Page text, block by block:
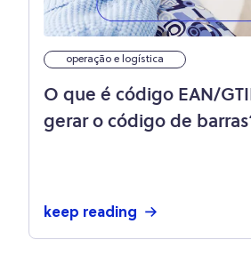
operação e logística
O que é código EAN/
gerar o código de
keep reading